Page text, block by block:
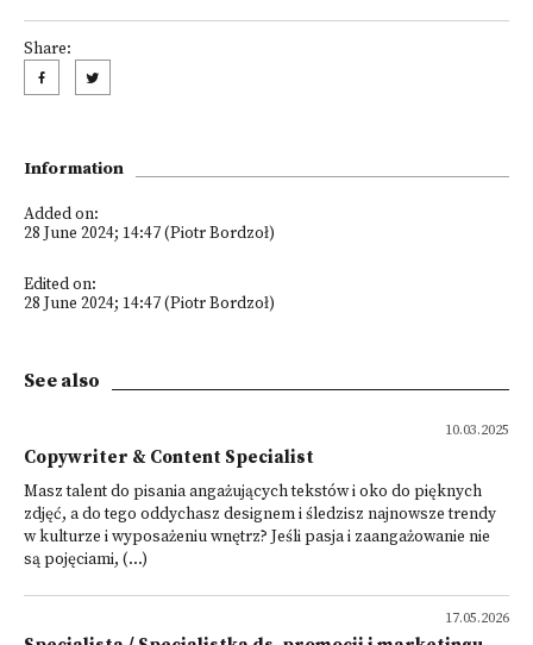
Share:
Information
Added on:
28 June 2024; 14:47 (Piotr Bordzoł)
Edited on:
28 June 2024; 14:47 (Piotr Bordzoł)
See also
10.03.2025
Copywriter & Content Specialist
Masz talent do pisania angażujących tekstów i oko do pięknych
zdjęć, a do tego oddychasz designem i śledzisz najnowsze trendy
w kulturze i wyposażeniu wnętrz? Jeśli pasja i zaangażowanie nie
są pojęciami, (...)
17.05.2026